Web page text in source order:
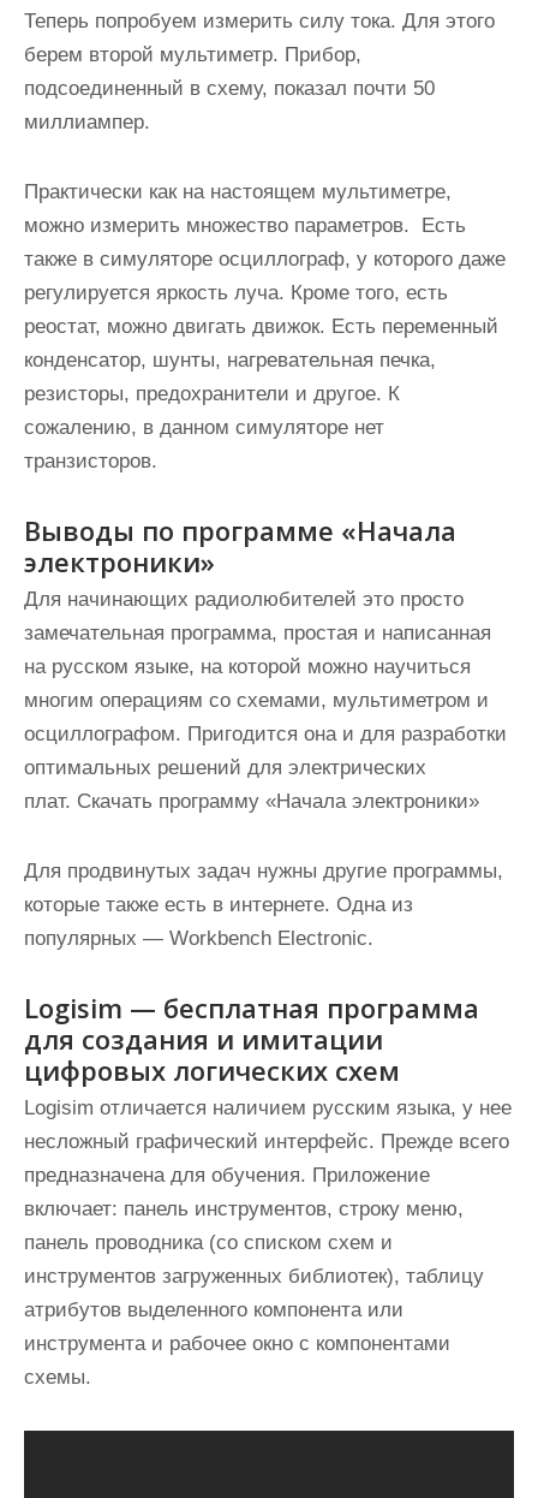
Теперь попробуем измерить силу тока. Для этого
берем второй мультиметр. Прибор,
подсоединенный в схему, показал почти 50
миллиампер.
Практически как на настоящем мультиметре,
можно измерить множество параметров. Есть
также в симуляторе осциллограф, у которого даже
регулируется яркость луча. Кроме того, есть
реостат, можно двигать движок. Есть переменный
конденсатор, шунты, нагревательная печка,
резисторы, предохранители и другое. К
сожалению, в данном симуляторе нет
транзисторов.
Выводы по программе «Начала
электроники»
Для начинающих радиолюбителей это просто
замечательная программа, простая и написанная
на русском языке, на которой можно научиться
многим операциям со схемами, мультиметром и
осциллографом. Пригодится она и для разработки
оптимальных решений для электрических
плат. Скачать программу «Начала электроники»
Для продвинутых задач нужны другие программы,
которые также есть в интернете. Одна из
популярных — Workbench Electronic.
Logisim — бесплатная программа
для создания и имитации
цифровых логических схем
Logisim отличается наличием русским языка, у нее
несложный графический интерфейс. Прежде всего
предназначена для обучения. Приложение
включает: панель инструментов, строку меню,
панель проводника (со списком схем и
инструментов загруженных библиотек), таблицу
атрибутов выделенного компонента или
инструмента и рабочее окно с компонентами
схемы.